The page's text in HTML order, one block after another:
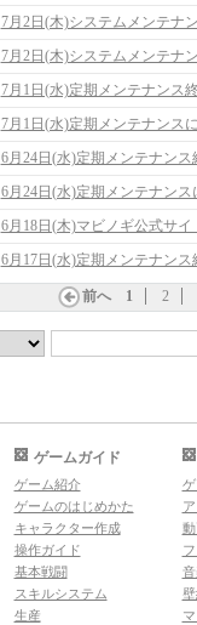
7月2日(木)システムメンテナ
7月2日(木)システムメンテナ
7月1日(水)定期メンテナンス
7月1日(水)定期メンテナンス
6月24日(水)定期メンテナン
6月24日(水)定期メンテナンス
6月18日(木)マビノギ公式サ
6月17日(水)定期メンテナン
前へ 1 2
ゲームガイド
ゲーム紹介
ゲームのはじめかた
キャラクター作成
操作ガイド
基本戦闘
スキルシステム
生産